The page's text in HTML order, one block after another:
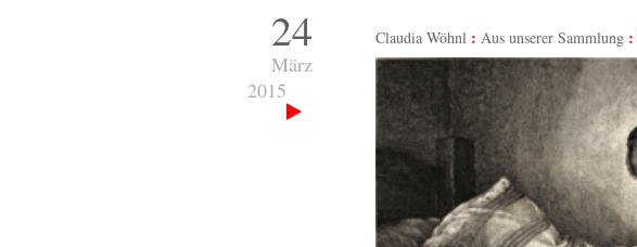
24
März
2015
Claudia Wöhnl Aus unserer Sammlung